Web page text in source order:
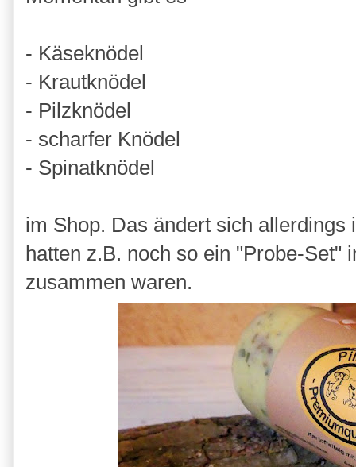
- Käseknödel
- Krautknödel
- Pilzknödel
- scharfer Knödel
- Spinatknödel
im Shop. Das ändert sich
hatten z.B. noch so ein "Probe-Set"
zusammen waren.